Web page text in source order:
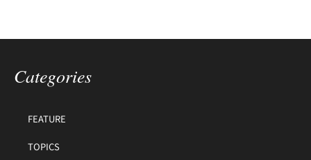
Categories
FEATURE
TOPICS